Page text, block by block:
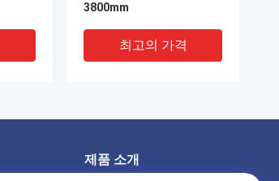
3800mm
최고의 가격
제품 소개